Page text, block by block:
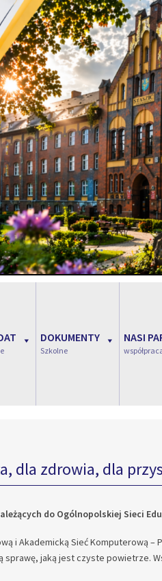
DOKUMENTY
Szkolne
NASI
dla zdrowia, dla
do Ogólnopolskiej Sieci
i Akademicką Sieć Komputerową –
sprawę, jaką jest czyste powietrze.